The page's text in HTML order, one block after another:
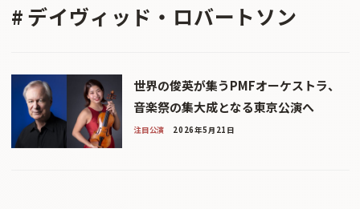
デイヴィッド・ロバートソン
世界の俊英が集うPMFオーケストラ、
音楽祭の集大成となる東京公演へ
注目公演 2026年5月21日